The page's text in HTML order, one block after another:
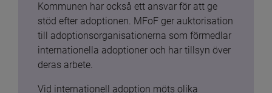
Kommunen har också ett ansvar för att ge
stöd efter adoptionen. MFoF ger auktorisation
till adoptionsorganisationerna som förmedlar
internationella adoptioner och har tillsyn över
deras arbete.
Vid internationell adoption möts olika